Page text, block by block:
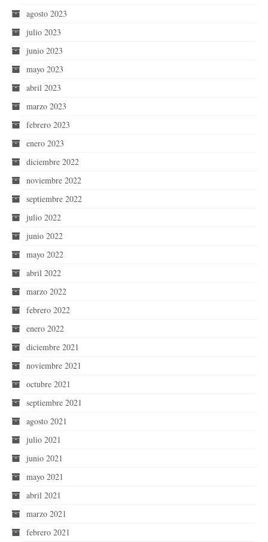
agosto 2023
julio 2023
junio 2023
mayo 2023
abril 2023
marzo 2023
febrero 2023
enero 2023
diciembre 2022
noviembre 2022
septiembre 2022
julio 2022
junio 2022
mayo 2022
abril 2022
marzo 2022
febrero 2022
enero 2022
diciembre 2021
noviembre 2021
octubre 2021
septiembre 2021
agosto 2021
julio 2021
junio 2021
mayo 2021
abril 2021
marzo 2021
febrero 2021